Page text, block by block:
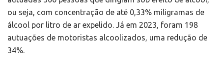
ou seja, com concentração de até 0,33% miligramas de
álcool por litro de ar expelido. Já em 2023, foram 198
autuações de motoristas alcoolizados, uma redução de
34%.